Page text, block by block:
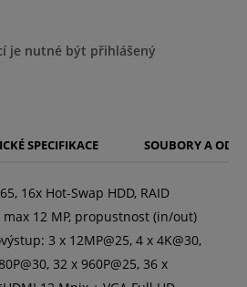
je nutné být přihlášený
SPECIFIKACE SOUBORY A
16x Hot-Swap HDD, RAID
max 12 MP, propustnost (in/out)
3 x 12MP@25, 4 x 4K@30,
32 x 960P@25, 36 x